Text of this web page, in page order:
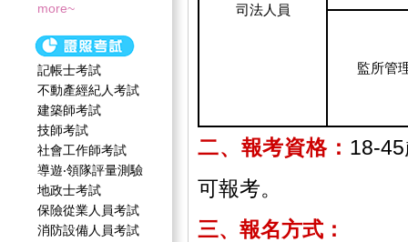
more~
記帳士考試
不動產經紀人考試
建築師考試
技師考試
社會工作師‍考試
導遊‧領隊評量測驗
地政士考試
保險從業人員考試
消防設備人員考試
司法人員
監所管
二、報考資格： 18-
可報考。
三、報名方式：